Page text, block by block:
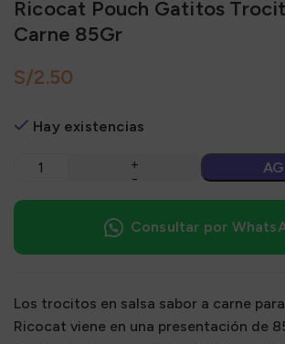
Ricocat Pouch Gatitos
Carne 85Gr
S/
Hay existencias
Consultar por
Los trocitos en salsa sabor a carne
Ricocat viene en una presentación de